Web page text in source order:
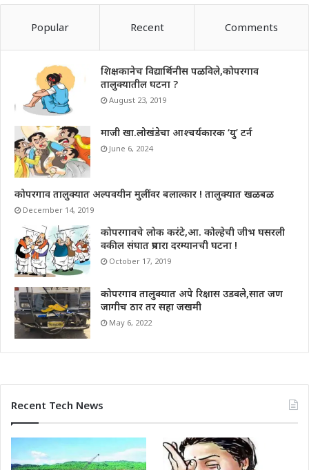
Popular Recent Comments
शिक्षकानेच विद्यार्थिनीस पळविले,कोपरगाव
तालुक्यातील घटना ?
August 23, 2019
माजी खा.लोखंडेचा आश्चर्यकारक ‘यु’ टर्न
June 6, 2024
कोपरगाव तालुक्यात अल्पवयीन मुलींवर बलात्कार ! तालुक्यात खळबळ
December 14, 2019
कोपरगावचे लोक करंटे,आ. कोल्हेची जीभ घसरली
वकील संघात प्रचारा दरम्यानची घटना !
October 17, 2019
कोपरगाव तालुक्यात अपे रिक्षास उडवले,सात जण
जागीच ठार तर सहा जखमी
May 6, 2022
Recent Tech News